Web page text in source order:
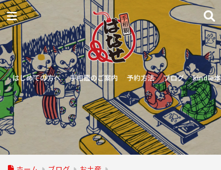
はじめての方へ 手相鑑のご案内 予約方法 ブログ kindle本